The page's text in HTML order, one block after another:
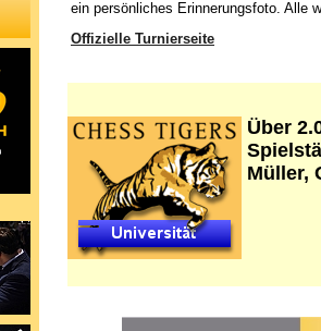
ein persönliches Erinnerungsfoto. Alle
Offizielle Turnierseite
Über
Müller,